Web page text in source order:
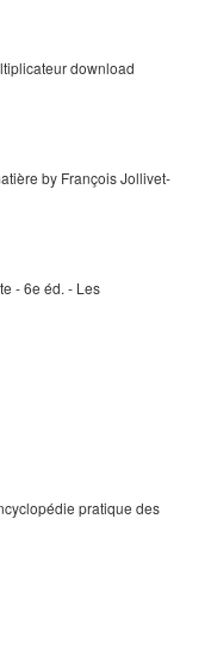
download
by François Jollivet-
- 6e éd. - Les
pratique des